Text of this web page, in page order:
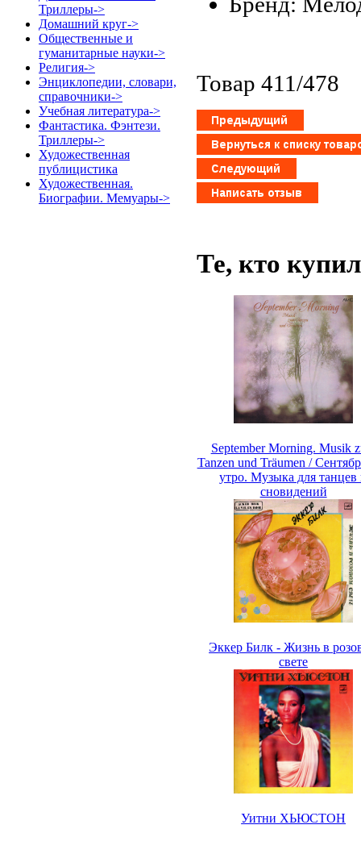
Триллеры->
Домашний круг->
Общественные и
гуманитарные науки->
Религия->
Энциклопедии, словари,
справочники->
Учебная литература->
Фантастика. Фэнтези.
Триллеры->
Художественная
публицистика
Художественная.
Биографии. Мемуары->
Товар 411/478
Те, кто
September Morning. Musik
Tanzen und Träumen /
утро. Музыка для танцев
сновидений
Эккер Билк - Жизнь в
свете
Уитни ХЬЮСТОН